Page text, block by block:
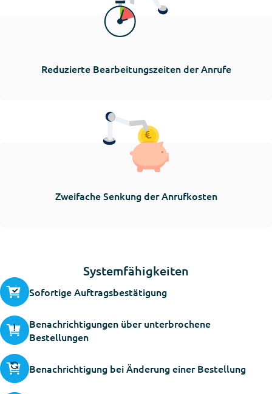
Reduzierte Bearbeitungszeiten der Anrufe
Zweifache Senkung der Anrufkosten
Systemfähigkeiten
Sofortige Auftragsbestätigung
Benachrichtigungen über unterbrochene
Bestellungen
Benachrichtigung bei Änderung einer Bestellung